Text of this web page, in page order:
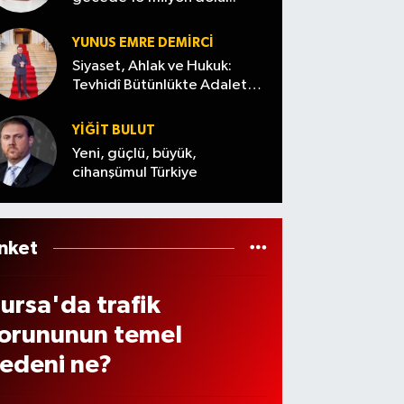
ı
Yeni
YUNUS EMRE DEMIRCI
Siyaset, Ahlak ve Hukuk:
Tevhidî Bütünlükte Adalet
YİĞİT BULUT
Yeni, güçlü, büyük,
cihanşümul Türkiye
trafik
temel
ne?